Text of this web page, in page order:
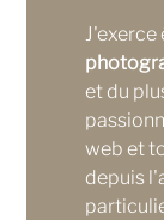
J'exerce
et du
web et
depuis